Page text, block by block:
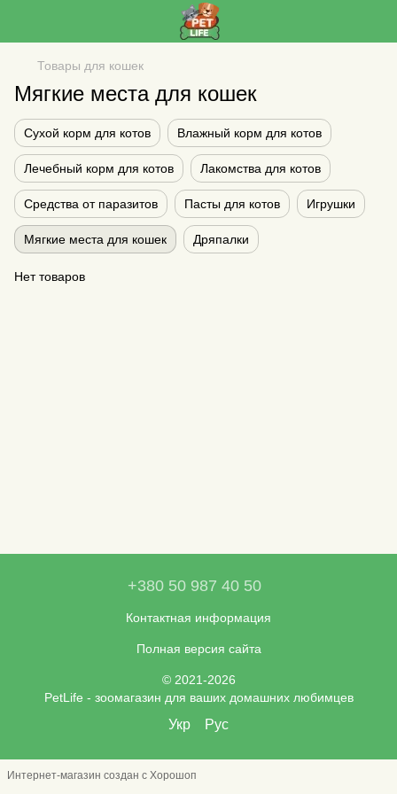
Товары для кошек
Мягкие места для кошек
Сухой корм для котов Влажный корм для котов
Лечебный корм для котов Лакомства для котов
Средства от паразитов Пасты для котов Игрушки
Мягкие места для кошек Дряпалки
Нет товаров
+380 50 987 40 50
Контактная информация
Полная версия сайта
© 2021-2026
PetLife - зоомагазин для ваших домашних любимцев
Укр Рус
Интернет-магазин создан с Хорошоп